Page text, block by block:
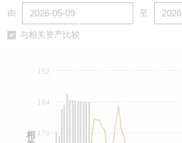
由 至
与相关资产比较
176
184
192
相
认股证/牛熊证日志
牛熊证到期结算价查找
中资ETFs溢价比较